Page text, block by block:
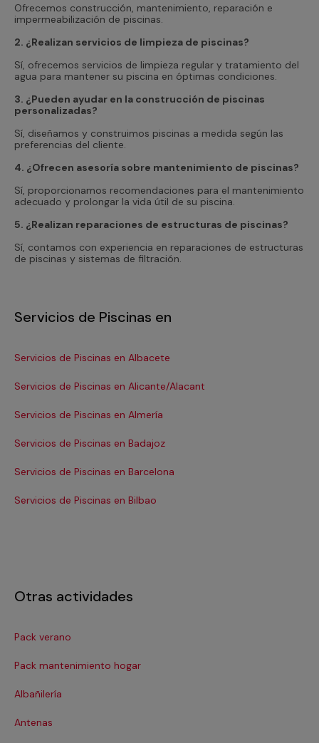
Ofrecemos construcción, mantenimiento, reparación e
impermeabilización de piscinas.
2. ¿Realizan servicios de limpieza de piscinas?
Sí, ofrecemos servicios de limpieza regular y tratamiento del
agua para mantener su piscina en óptimas condiciones.
3. ¿Pueden ayudar en la construcción de piscinas
personalizadas?
Sí, diseñamos y construimos piscinas a medida según las
preferencias del cliente.
4. ¿Ofrecen asesoría sobre mantenimiento de piscinas?
Sí, proporcionamos recomendaciones para el mantenimiento
adecuado y prolongar la vida útil de su piscina.
5. ¿Realizan reparaciones de estructuras de piscinas?
Sí, contamos con experiencia en reparaciones de estructuras
de piscinas y sistemas de filtración.
Servicios de Piscinas en
Servicios de Piscinas en Albacete
Servicios de Piscinas en Alicante/Alacant
Servicios de Piscinas en Almería
Servicios de Piscinas en Badajoz
Servicios de Piscinas en Barcelona
Servicios de Piscinas en Bilbao
Otras actividades
Pack verano
Pack mantenimiento hogar
Albañilería
Antenas